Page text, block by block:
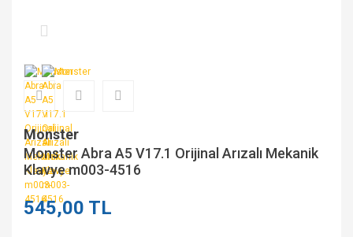
Monster
Monster Abra A5 V17.1 Orijinal Arızalı Mekanik
Klavye m003-4516
545,00 TL